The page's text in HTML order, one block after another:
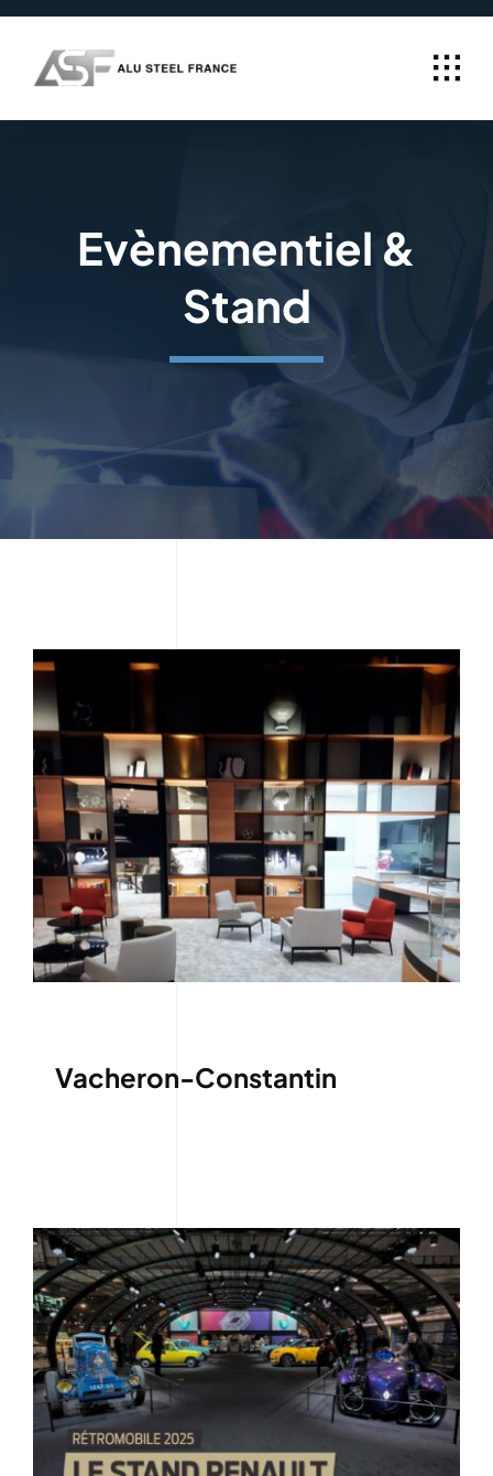
Passer
contenu
Evènementiel &
Stand
Vacheron-Constantin